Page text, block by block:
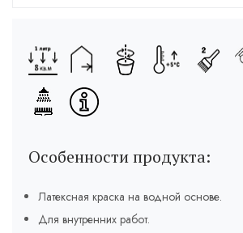
Особенности продукта:
Латексная краска на водной основе.
Для внутренних работ.